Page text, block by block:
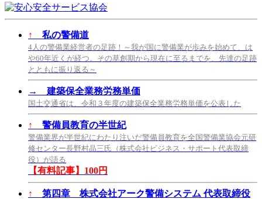
↑ 私の警備道
4人の警備業経営者の足跡！～我が国に警備業が歩みを始めて、は
や60年近くが経つ。その草創期から現在に至るまでを、先達の足跡
とともに振り返る～
→ 建築保全業務労務単価
国土交通省は、令和３年度の建築保全業務労務単価を公表した
↑ 警備員教育の半世紀
警備業界が半世紀にわたり注いだ警備員教育を全国警備業協会元研
修センター長野村晶三氏（株式会社ビジネス・サポート代表取締
役）が語る
【有料記事】100円
↑
第四章 株式会社アーク警備システム 代表取締役